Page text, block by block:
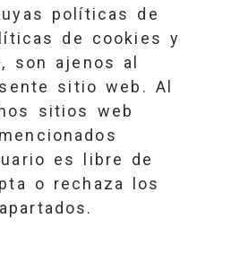
políticas de
de cookies y
son ajenos al
sitio web. Al
sitios web
es libre de
o rechaza los